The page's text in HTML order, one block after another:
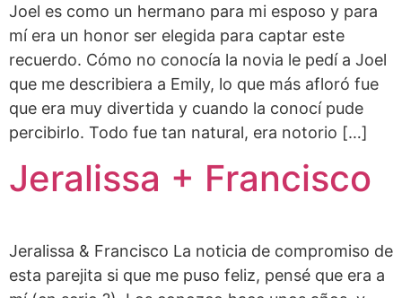
Joel es como un hermano para mi esposo y para
mí era un honor ser elegida para captar este
recuerdo. Cómo no conocía la novia le pedí a Joel
que me describiera a Emily, lo que más afloró fue
que era muy divertida y cuando la conocí pude
percibirlo. Todo fue tan natural, era notorio […]
Jeralissa + Francisco
Jeralissa & Francisco La noticia de compromiso de
esta parejita si que me puso feliz, pensé que era a